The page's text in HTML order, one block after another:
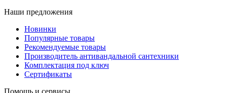
Наши предложения
Новинки
Популярные товары
Рекомендуемые товары
Производитель антивандальной сантехники
Комплектация под ключ
Сертификаты